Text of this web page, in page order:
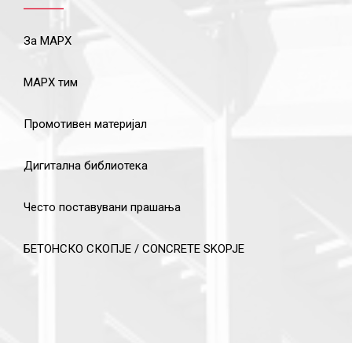
За МАРХ
МАРХ тим
Промотивен материјал
Дигитална библиотека
Често поставувани прашања
БЕТОНСКО СКОПЈЕ / CONCRETE SKOPJE